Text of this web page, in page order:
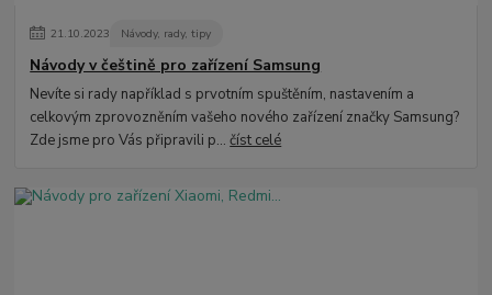
21.10.2023 Návody, rady, tipy
Návody v češtině pro zařízení Samsung
Nevíte si rady například s prvotním spuštěním, nastavením a
celkovým zprovozněním vašeho nového zařízení značky Samsung?
Zde jsme pro Vás připravili p...číst celé